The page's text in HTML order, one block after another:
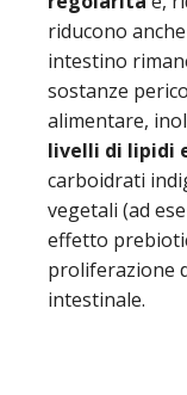
riducono
intestino
sostanze
alimentare,
livelli di lipidi
carboidrati
vegetali (ad
effetto
proliferazione
intestinale.